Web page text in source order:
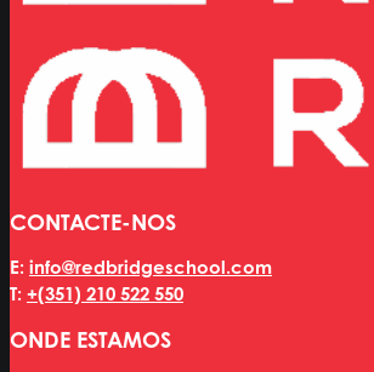
CONTACTE-NOS
E: info@redbridgeschool.com
T: +(351) 210 522 550
ONDE ESTAMOS